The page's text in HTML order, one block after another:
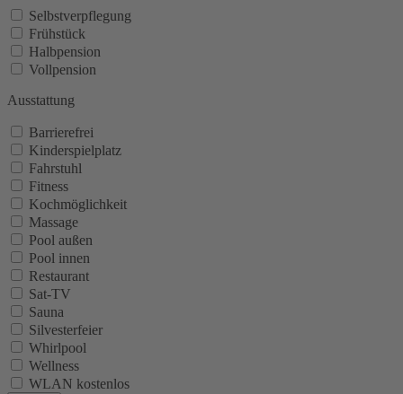
Selbstverpflegung
Frühstück
Halbpension
Vollpension
Ausstattung
Barrierefrei
Kinderspielplatz
Fahrstuhl
Fitness
Kochmöglichkeit
Massage
Pool außen
Pool innen
Restaurant
Sat-TV
Sauna
Silvesterfeier
Whirlpool
Wellness
WLAN kostenlos